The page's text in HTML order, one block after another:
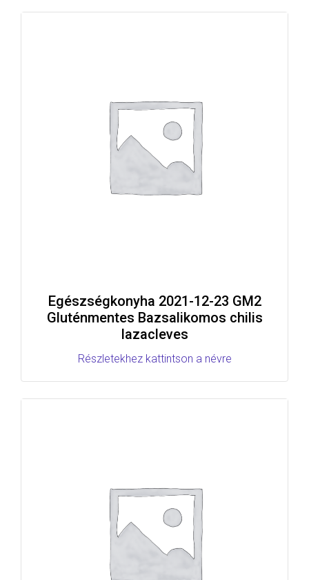
Egészségkonyha 2021-12-23 GM2
Gluténmentes Bazsalikomos chilis
lazacleves
Részletekhez kattintson a névre